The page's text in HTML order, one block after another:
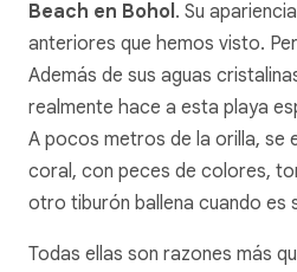
Beach en Bohol . Su
anteriores que hemos visto.
Además de sus aguas
realmente hace a esta playa
A pocos metros de la orilla, se
coral, con peces de colores,
otro tiburón ballena cuando es
Todas ellas son razones más